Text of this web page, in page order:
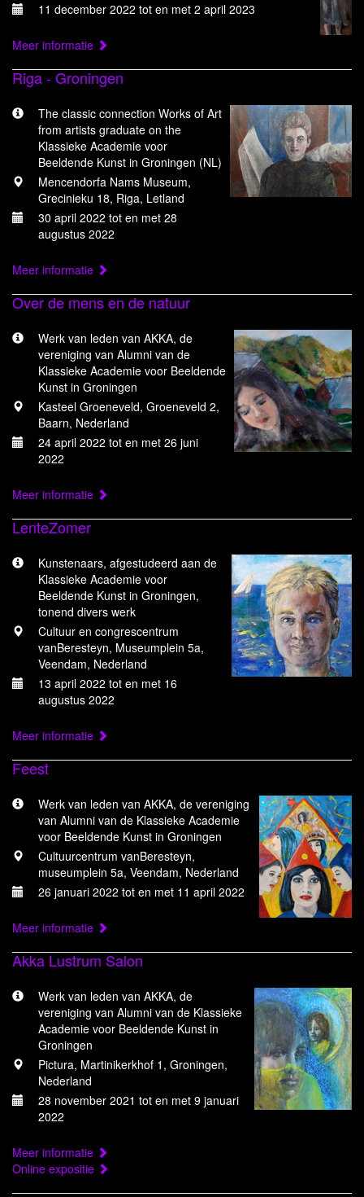
11 december 2022 tot en met 2 april 2023
Meer informatie
Riga - Groningen
The classic connection Works of Art
from artists graduate on the
Klassieke Academie voor
Beeldende Kunst in Groningen (NL)
Mencendorfa Nams Museum,
Grecinieku 18, Riga, Letland
30 april 2022 tot en met 28
augustus 2022
Meer informatie
Over de mens en de natuur
Werk van leden van AKKA, de
vereniging van Alumni van de
Klassieke Academie voor Beeldende
Kunst in Groningen
Kasteel Groeneveld, Groeneveld 2,
Baarn, Nederland
24 april 2022 tot en met 26 juni
2022
Meer informatie
LenteZomer
Kunstenaars, afgestudeerd aan de
Klassieke Academie voor
Beeldende Kunst in Groningen,
tonend divers werk
Cultuur en congrescentrum
vanBeresteyn, Museumplein 5a,
Veendam, Nederland
13 april 2022 tot en met 16
augustus 2022
Meer informatie
Feest
Werk van leden van AKKA, de vereniging
van Alumni van de Klassieke Academie
voor Beeldende Kunst in Groningen
Cultuurcentrum vanBeresteyn,
museumplein 5a, Veendam, Nederland
26 januari 2022 tot en met 11 april 2022
Meer informatie
Akka Lustrum Salon
Werk van leden van AKKA, de
vereniging van Alumni van de Klassieke
Academie voor Beeldende Kunst in
Groningen
Pictura, Martinikerkhof 1, Groningen,
Nederland
28 november 2021 tot en met 9 januari
2022
Meer informatie
Online expositie